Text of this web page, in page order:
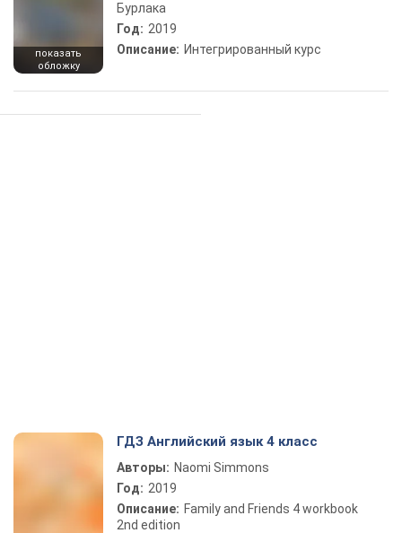
показать
обложку
Бурлака
Год: 2019
Описание: Интегрированный курс
ГДЗ Английский язык 4 класс
Авторы: Naomi Simmons
Год: 2019
Описание: Family and Friends 4 workbook
2nd edition